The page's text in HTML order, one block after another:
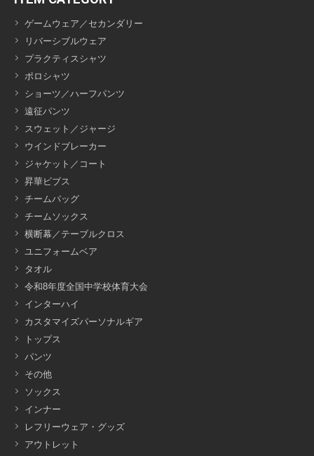
ゲームウェア／セカンダリー
リバーシブルウェア
プラクティスシャツ
ポロシャツ
ショーツ／ハーフパンツ
遠征パンツ
スウェット／ジャージ
ウインドブレーカー
ジャケット／コート
昇華ビブス
チームバッグ
チームソックス
横断幕／テーブルクロス
ユニフォームベア
タオル
令和8年度全国中学校体育大会
インターハイ
カスタマイズパーソナルギア
トップス
パンツ
その他
ソックス
インナー
レフリーウェア・グッズ
アウトレット